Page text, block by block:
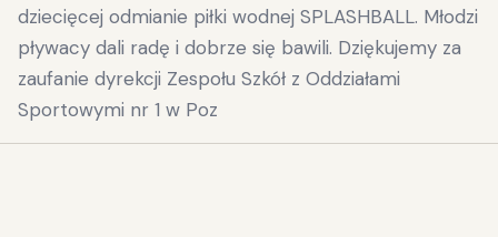
dziecięcej odmianie piłki wodnej SPLASHBALL. Młodzi
pływacy dali radę i dobrze się bawili. Dziękujemy za
zaufanie dyrekcji Zespołu Szkół z Oddziałami
Sportowymi nr 1 w Poz